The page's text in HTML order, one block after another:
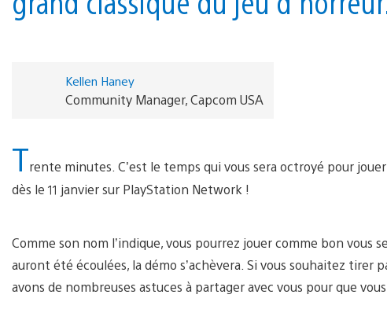
Kellen Haney
Community Manager, Capcom USA
Trente minutes. C’est le temps qui vous sera octroyé pour
dès le 11 janvier sur PlayStation Network !
Comme son nom l’indique, vous pourrez jouer comme bon vous
auront été écoulées, la démo s’achèvera. Si vous souhaitez
avons de nombreuses astuces à partager avec vous pour que